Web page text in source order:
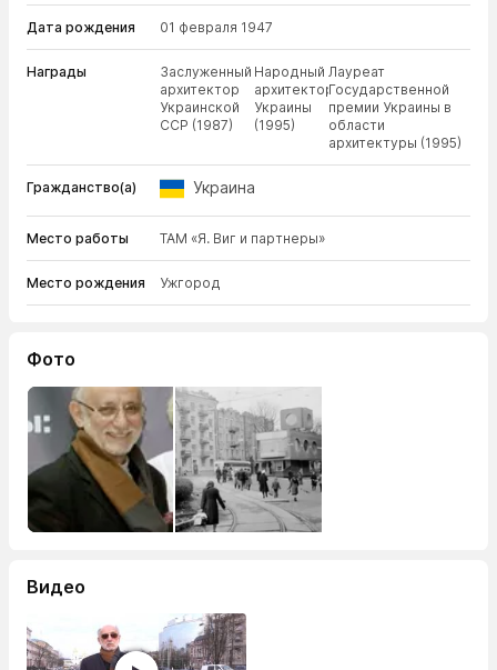
Дата рождения 01 февраля 1947
Награды
Заслуженный
архитектор
Украинской
ССР (1987)
Народный
архитектор
Украины
(1995)
Лауреат
Государственной
премии Украины в
области
архитектуры (1995)
Гражданство(а) Украина
Место работы ТАМ «Я. Виг и партнеры»
Место рождения Ужгород
Фото
Видео